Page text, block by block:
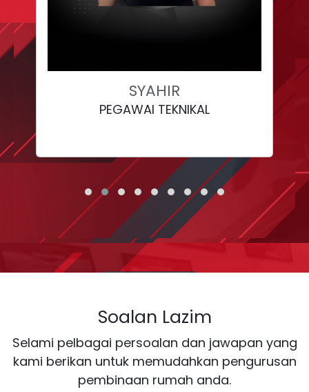
SYAHIR
PEGAWAI TEKNIKAL
Soalan Lazim
Selami pelbagai persoalan dan jawapan yang
kami berikan untuk memudahkan pengurusan
pembinaan rumah anda.